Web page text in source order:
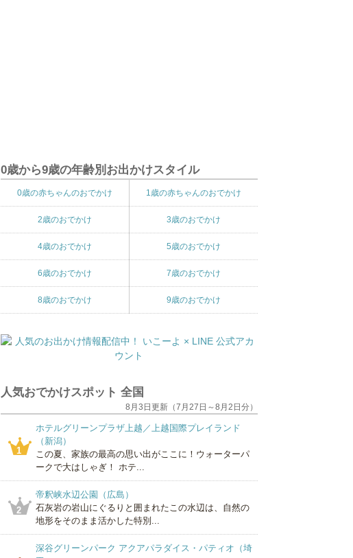
0歳から9歳の年齢別お出かけスタイル
0歳の赤ちゃんのおでかけ 1歳の赤ちゃんのおでかけ
2歳のおでかけ 3歳のおでかけ
4歳のおでかけ 5歳のおでかけ
6歳のおでかけ 7歳のおでかけ
8歳のおでかけ 9歳のおでかけ
人気おでかけスポット 全国
8月3日更新（7月27日～8月2日分）
1
ホテルグリーンプラザ上越／上越国際プレイランド
（新潟）
この夏、家族の最高の思い出がここに！ウォーターパ
ークで大はしゃぎ！ ホテ...
2
帝釈峡水辺公園（広島）
石灰岩の岩山にぐるりと囲まれたこの水辺は、自然の
地形をそのまま活かした特別...
深谷グリーンパーク アクアパラダイス・パティオ（埼